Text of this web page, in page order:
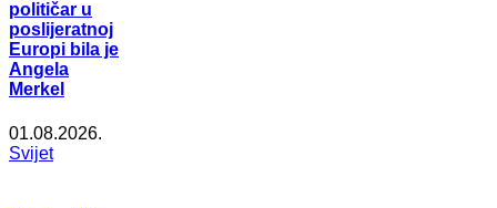
političar u
poslijeratnoj
Europi bila je
Angela
Merkel
01.08.2026.
Svijet